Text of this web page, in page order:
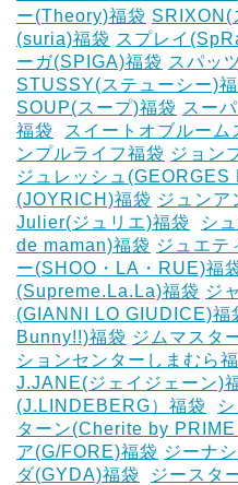
ー(Theory)福袋 SRIXON(
(suria)福袋 スプレイ
ーガ(SPIGA)福袋 スパッ
STUSSY(ステューシー)
SOUP(スープ)福袋 スー
福袋
スイートオブルー
ンプルライフ福袋 ジョン
ジュレッシュ(GEORGES
(JOYRICH)福袋 ジュン
Julier(ジュリエ)福袋
シ
de maman)福袋 ジュエテ
ー(SHOO・LA・RUE)福
(Supreme.La.La)福袋 ジ
(GIANNI LO GIUDICE)福
Bunny!!)福袋 ジムマスタ
ションセンターしまむら
J.JANE(ジェイジェーン)
(J.LINDEBERG）福袋
ターン(Cherite by
ア(G/FORE)福袋 ジーナ
ダ(GYDA)福袋
ジースタ